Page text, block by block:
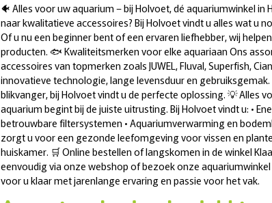
🐠 Alles voor uw aquarium – bij Holvoet, dé aquariumwinkel
naar kwalitatieve accessoires? Bij Holvoet vindt u alles wat u
Of u nu een beginner bent of een ervaren liefhebber, wij
producten. 🐟 Kwaliteitsmerken voor elke aquariaan Ons
accessoires van topmerken zoals JUWEL, Fluval, Superfish,
innovatieve technologie, lange levensduur en
blikvanger, bij Holvoet vindt u de perfecte oplossing. 💡 Alles
aquarium begint bij de juiste uitrusting. Bij Holvoet vindt u: •
betrouwbare filtersystemen • Aquariumverwarming en
zorgt u voor een gezonde leefomgeving voor vissen en
huiskamer. 🛒 Online bestellen of langskomen in de winkel
eenvoudig via onze webshop of bezoek onze
voor u klaar met jarenlange ervaring en passie voor het vak.